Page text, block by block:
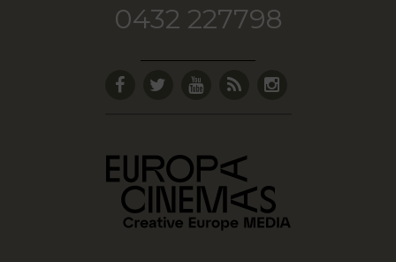
0432 227798